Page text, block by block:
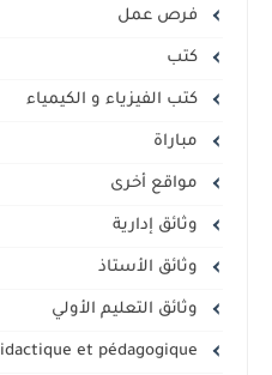
فرص عمل
كتب
كتب الفيزياء و الكيمياء
مباراة
مواقع أخرى
وثائق إدارية
وثائق الأستاذ
وثائق التعليم الأولي